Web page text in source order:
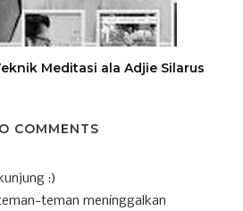
Meditasi ala Adjie Silarus
COMMENTS
:)
teman meninggalkan